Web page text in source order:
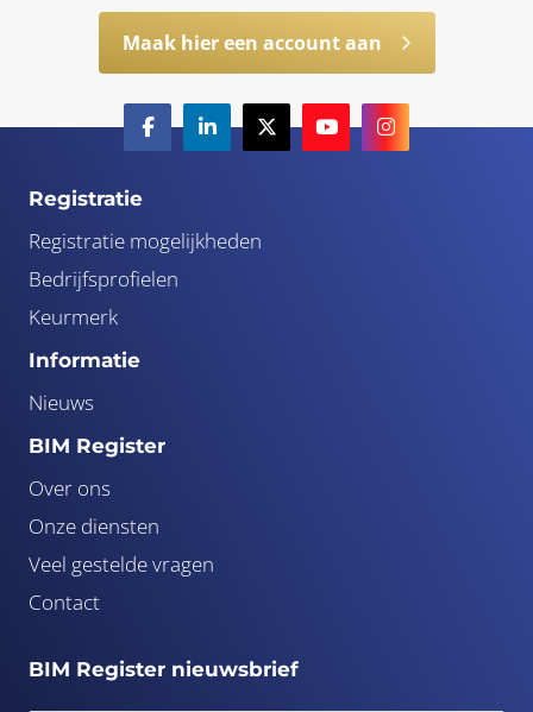
Maak hier een account aan
Registratie
Registratie mogelijkheden
Bedrijfsprofielen
Keurmerk
Informatie
Nieuws
BIM Register
Over ons
Onze diensten
Veel gestelde vragen
Contact
BIM Register nieuwsbrief